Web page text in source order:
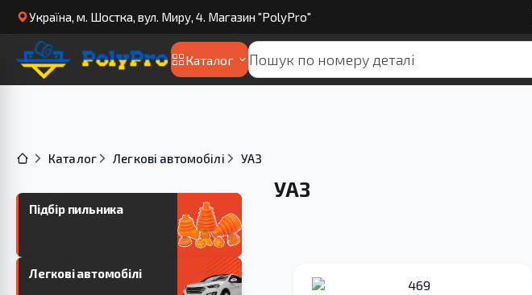
Українa, м. Шостка, вул. Миру, 4. Магазин "PolyPro"
Каталог
Каталог Легкові автомобілі УАЗ
Підбір пильника
Легкові автомобілі
УАЗ